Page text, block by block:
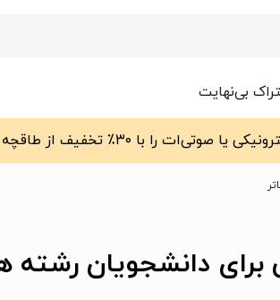
بی‌نهایت
دانشجویان‌ رشته